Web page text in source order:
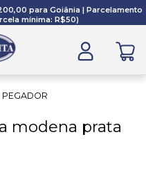
para Goiânia | Parcelamento
mínima: R$50)
PEGADOR
modena prata